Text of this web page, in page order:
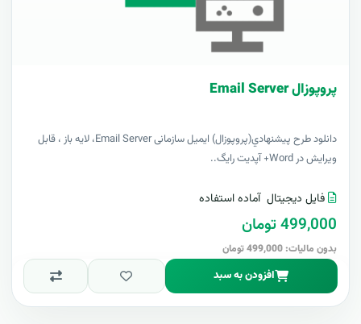
پروپوزال Email Server
دانلود طرح پيشنهادي(پروپوزال) ایمیل سازمانی Email Server، لایه باز ، قابل
ویرایش در Word+ آپدیت رایگ..
فایل دیجیتال آماده استفاده
499,000 تومان
بدون مالیات: 499,000 تومان
افزودن به سبد